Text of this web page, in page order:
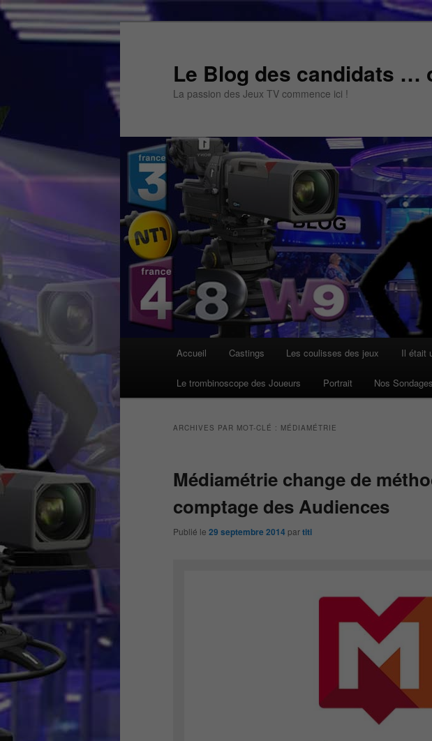
Aller
Aller
Le Blog des candidats …
La passion des Jeux TV commence ici !
Accueil Castings Les coulisses des jeux Il était
Le trombinoscope des Joueurs Portrait Nos Sondages
ARCHIVES PAR MOT-CLÉ : MÉDIAMÉTRIE
Médiamétrie change de
comptage des Audiences
Publié le 29 septembre 2014 partiti